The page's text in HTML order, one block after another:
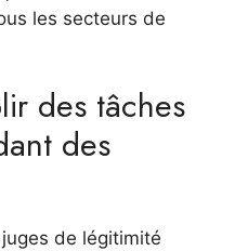
les secteurs de
des tâches
des
de légitimité